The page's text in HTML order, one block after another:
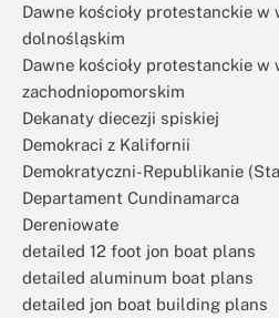
Dawne kościoły protestanckie w
dolnośląskim
Dawne kościoły protestanckie w
zachodniopomorskim
Dekanaty diecezji spiskiej
Demokraci z Kalifornii
Demokratyczni-Republikanie
Departament Cundinamarca
Dereniowate
detailed 12 foot jon boat plans
detailed aluminum boat plans
detailed jon boat building plans